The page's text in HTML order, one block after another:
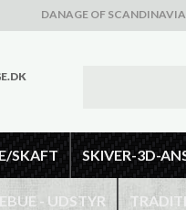
DANAGE OF SCANDINAVIA
SKAFT SKIVER-3D-
- UDSTYR